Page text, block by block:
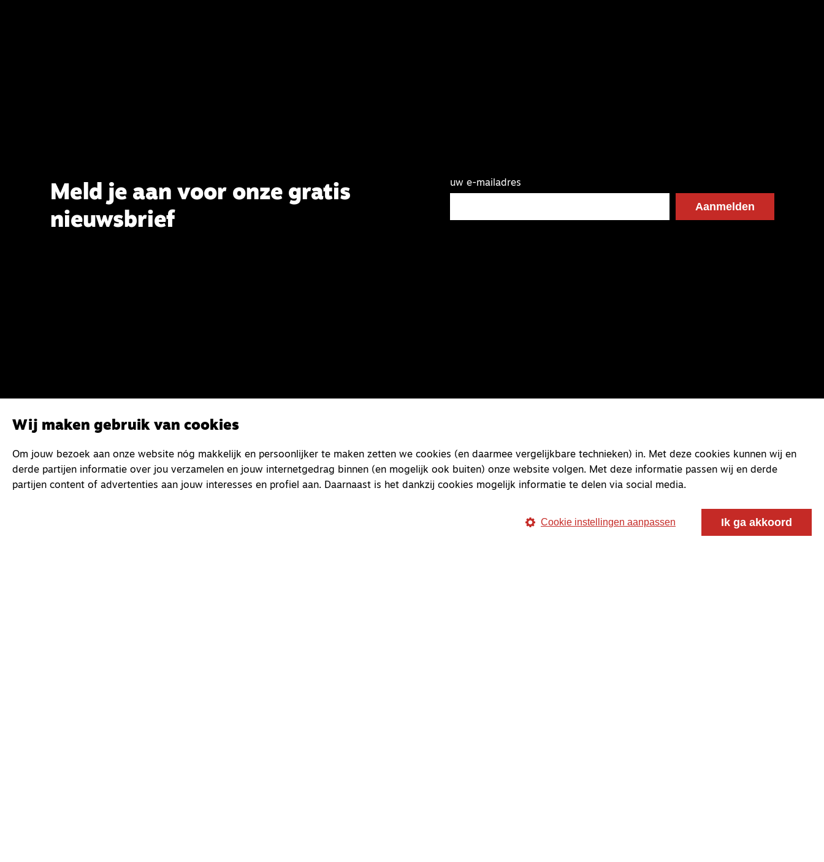
Meld je aan voor onze gratis
nieuwsbrief
uw e-mailadres
Wij maken gebruik van cookies
Om jouw bezoek aan onze website nóg makkelijk en persoonlijker te maken zetten we cookies (en daarmee vergelijkbare technieken) in. Met deze cookies kunnen wij en
derde partijen informatie over jou verzamelen en jouw internetgedrag binnen (en mogelijk ook buiten) onze website volgen. Met deze informatie passen wij en derde
partijen content of advertenties aan jouw interesses en profiel aan. Daarnaast is het dankzij cookies mogelijk informatie te delen via social media.
Cookie instellingen aanpassen Ik ga akkoord